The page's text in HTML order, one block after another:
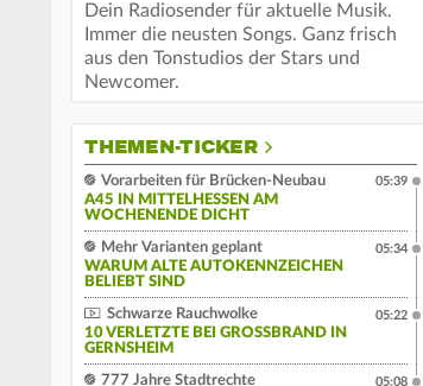
Dein Radiosender für aktuelle Musik.
Immer die neusten Songs. Ganz frisch
aus den Tonstudios der Stars und
Newcomer.
THEMEN-TICKER
Vorarbeiten für Brücken-Neubau
A45 IN MITTELHESSEN AM
WOCHENENDE DICHT
05:39
Mehr Varianten geplant
WARUM ALTE AUTOKENNZEICHEN
BELIEBT SIND
05:34
Schwarze Rauchwolke
10 VERLETZTE BEI GROSSBRAND IN G
ERNSHEIM
05:22
777 Jahre Stadtrechte
05:08